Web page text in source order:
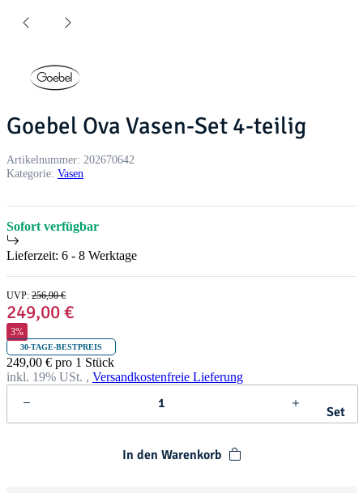
Goebel Ova Vasen-Set 4-teilig
Artikelnummer: 202670642
Kategorie: Vasen
Sofort verfügbar
Lieferzeit: 6 - 8 Werktage
UVP: 256,90 €
249,00 €
3%
30-TAGE-BESTPREIS
249,00 € pro 1 Stück
inkl. 19% USt. , Versandkostenfreie Lieferung
Set
In den Warenkorb